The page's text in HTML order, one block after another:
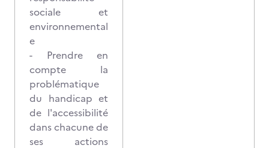
sociale et
environnemental
e
- Prendre en
compte la
problématique
du handicap et
de l'accessibilité
dans chacune de
ses actions